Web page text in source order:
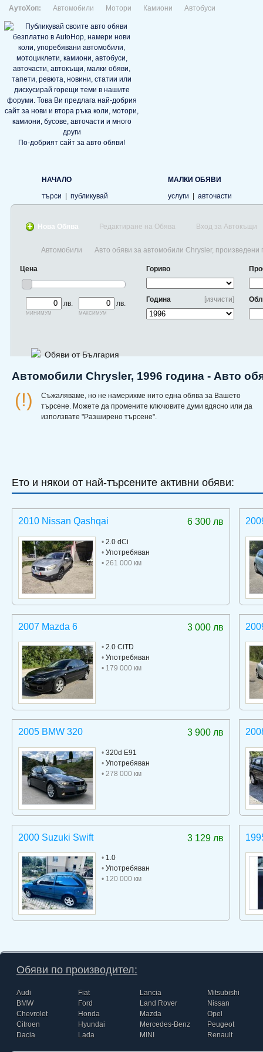
АутоХоп: Автомобили Мотори Камиони Автобуси
По-добрият сайт за авто обяви!
НАЧАЛО
търси
публикувай
МАЛКИ ОБЯВИ
услуги
авточасти
Нова Обява Редактиране на Обява Вход за Автокъщи
Автомобили Авто обяви за автомобили Chrysler, произведени
Цена
лв.
минимум
лв.
максимум
Гориво
[изчисти]
Година
Обяви от България
Автомобили Chrysler, 1996 година - Авто
(!)
Съжаляваме, но не намерихме нито една обява за Вашето
търсене. Можете да промените ключовите думи вдясно или да
използвате "Разширено търсене".
Ето и някои от най-търсените активни обяви:
6 300 лв
2010 Nissan Qashqai
• 2.0 dCi
• Употребяван
• 261 000 км
3 000 лв
2007 Mazda 6
• 2.0 CiTD
• Употребяван
• 179 000 км
3 900 лв
2005 BMW 320
• 320d E91
• Употребяван
• 278 000 км
3 129 лв
2000 Suzuki Swift
• 1.0
• Употребяван
• 120 000 км
Обяви по производител:
Audi
BMW
Chevrolet
Citroen
Dacia
Fiat
Ford
Honda
Hyundai
Lada
Lancia
Land Rover
Mazda
Mercedes-Benz
MINI
Mitsubishi
Nissan
Opel
Peugeot
Renault